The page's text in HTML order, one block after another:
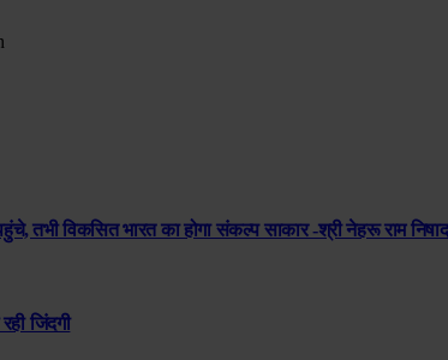
तभी विकसित भारत का होगा संकल्प साकार -श्री नेहरू राम
जिंदगी